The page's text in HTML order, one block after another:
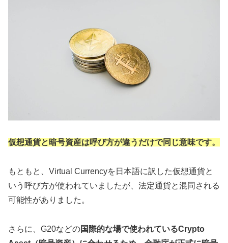
仮想通貨と暗号資産は呼び方が違うだけで同じ意味です。
もともと、Virtual Currencyを日本語に訳した仮想通貨と
いう呼び方が使われていましたが、法定通貨と混同される
可能性がありました。
さらに、G20などの国際的な場で使われているCrypto